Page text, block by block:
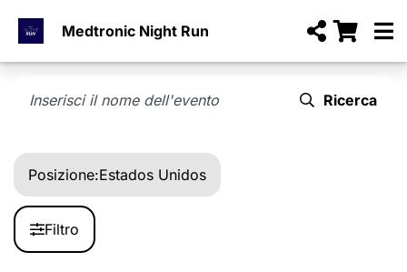
Medtronic Night Run
Ricerca
Posizione:Estados Unidos
Filtro